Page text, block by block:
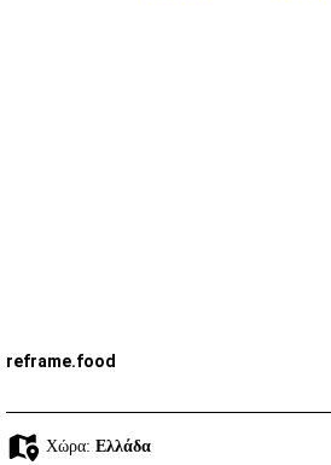
reframe.food
Χώρα: Ελλάδα